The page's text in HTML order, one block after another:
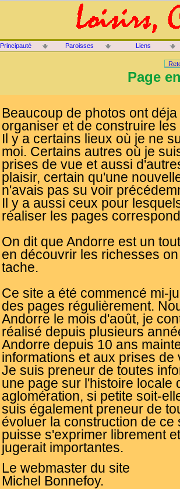
Page
Beaucoup de photos ont
organiser et de construire
Il y a certains lieux où je ne
moi. Certains autres où je
prises de vue et aussi
plaisir, certain qu'une
n'avais pas su voir
Il y a aussi ceux pour
réaliser les pages
On dit que Andorre est un
en découvrir les richesses
tache.
Ce site a été commencé mi-
des pages régulièrement.
Andorre le mois d'août, je
réalisé depuis plusieurs
Andorre depuis 10 ans
informations et aux prises
Je suis preneur de toutes
une page sur l'histoire locale
aglomération, si petite soit-
suis également preneur de
évoluer la construction de
puisse s'exprimer librement
jugerait importantes.
Le webmaster du site
Michel Bonnefoy.
Principauté Paroisses Liens